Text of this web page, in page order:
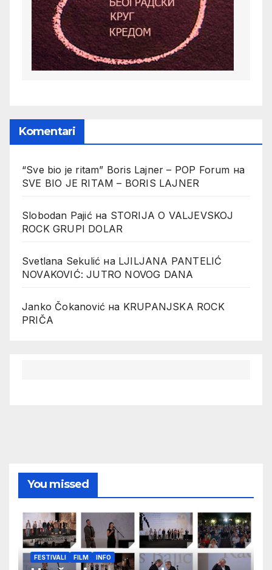
Komentari
“Sve bio je ritam” Boris Lajner – POP Forum на
SVE BIO JE RITAM – BORIS LAJNER
Slobodan Pajićна STORIJA O VALJEVSKOJ
ROCK GRUPI DOLAR
Svetlana Sekulić на LJILJANA PANTELIĆ
NOVAKOVIĆ: JUTRO NOVOG DANA
Janko Čokanović на KRUPANJSKA ROCK
PRIČA
You missed
FESTIVALI FILM INFO